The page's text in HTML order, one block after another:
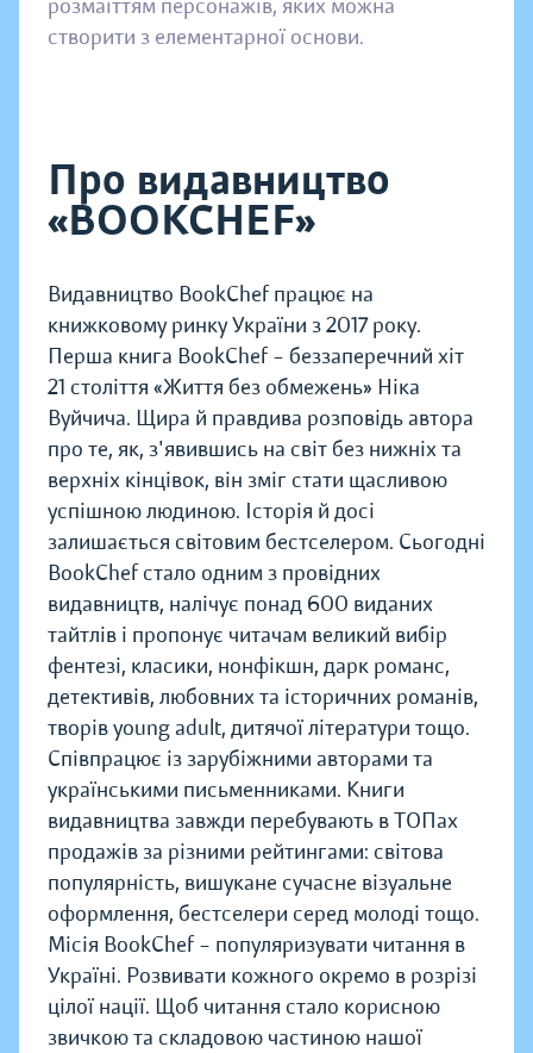
розмаїттям персонажів, яких можна
створити з елементарної основи.
Про видавництво
«BOOKCHEF»
Видавництво BookChef працює на
книжковому ринку України з 2017 року.
Перша книга BookChef – беззаперечний хіт
21 століття «Життя без обмежень» Ніка
Вуйчича. Щира й правдива розповідь автора
про те, як, з'явившись на світ без нижніх та
верхніх кінцівок, він зміг стати щасливою
успішною людиною. Історія й досі
залишається світовим бестселером. Сьогодні
BookChef стало одним з провідних
видавництв, налічує понад 600 виданих
тайтлів і пропонує читачам великий вибір
фентезі, класики, нонфікшн, дарк романс,
детективів, любовних та історичних романів,
творів young adult, дитячої літератури тощо.
Співпрацює із зарубіжними авторами та
українськими письменниками. Книги
видавництва завжди перебувають в ТОПах
продажів за різними рейтингами: світова
популярність, вишукане сучасне візуальне
оформлення, бестселери серед молоді тощо.
Місія BookChef – популяризувати читання в
Україні. Розвивати кожного окремо в розрізі
цілої нації. Щоб читання стало корисною
звичкою та складовою частиною нашої